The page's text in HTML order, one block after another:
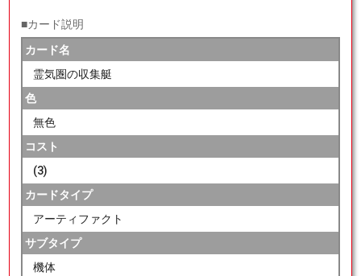
■カード説明
カード名
霊気圏の収集艇
色
無色
コスト
(3)
カードタイプ
アーティファクト
サブタイプ
機体